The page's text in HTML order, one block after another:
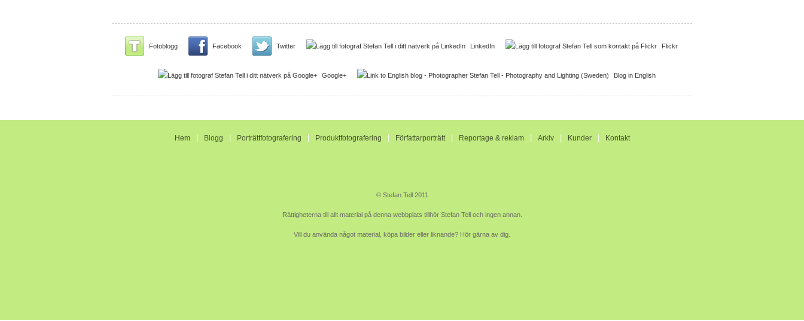
Fotoblogg Facebook Twitter LinkedIn Flickr
Google+ Blog in English
Hem Blogg Porträttfotografering Produktfotografering Författarporträtt Reportage & reklam Arkiv Kunder Kontakt
© Stefan Tell 2011
Rättigheterna till allt material på denna webbplats tillhör Stefan Tell och ingen annan.
Vill du använda något material, köpa bilder eller liknande? Hör gärna av dig.